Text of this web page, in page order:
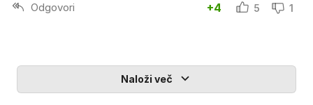
Odgovori +4 5 1
Naloži več